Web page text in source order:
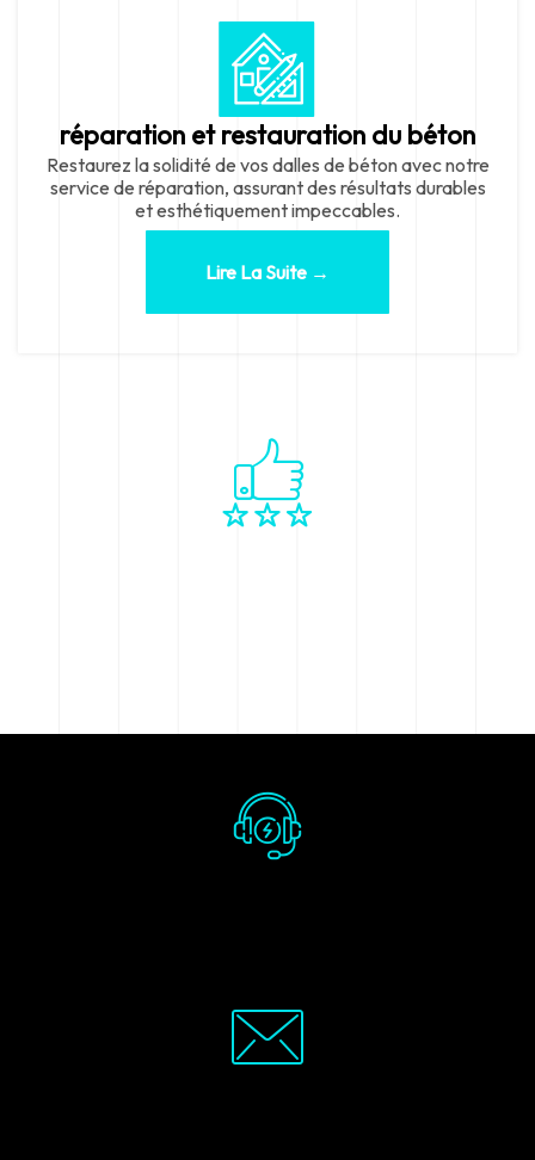
réparation et restauration du béton
Restaurez la solidité de vos dalles de béton avec notre
service de réparation, assurant des résultats durables
et esthétiquement impeccables.
Lire La Suite →